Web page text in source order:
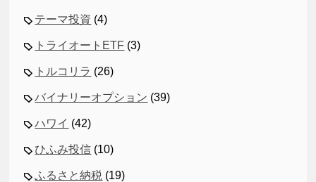
テーマ投資 (4)
トライオートETF (3)
トルコリラ (26)
バイナリーオプション (39)
ハワイ (42)
ひふみ投信 (10)
ふるさと納税 (19)